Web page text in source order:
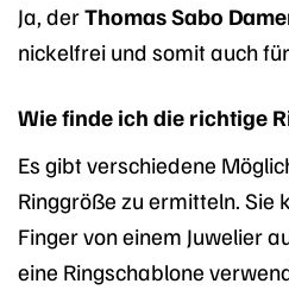
Ja, derThomas Sabo
nickelfrei und somit auch
Wie finde ich die richtige
Es gibt verschiedene
Ringgröße zu ermitteln. Sie
Finger von einem Juwelier
eine Ringschablone